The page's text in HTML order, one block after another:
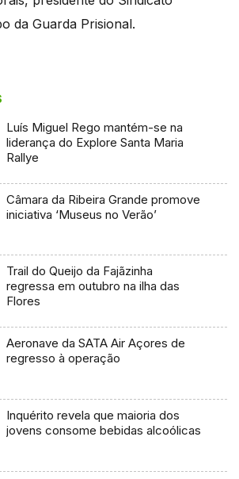
da Guarda Prisional.
Luís Miguel Rego mantém-se na
liderança do Explore Santa Maria
Rallye
Câmara da Ribeira Grande promove
iniciativa ‘Museus no Verão’
Trail do Queijo da Fajãzinha
regressa em outubro na ilha das
Flores
Aeronave da SATA Air Açores de
regresso à operação
Inquérito revela que maioria dos
jovens consome bebidas alcoólicas